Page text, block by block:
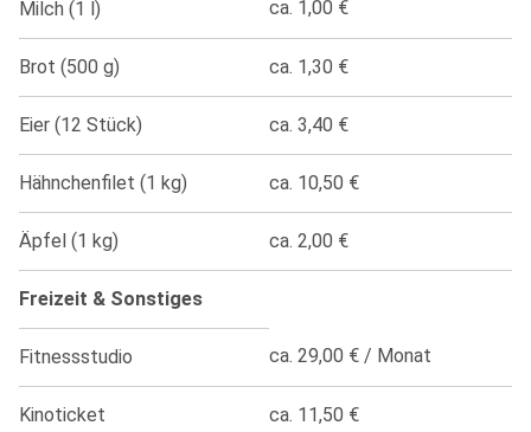
Milch (1 l) ca. 1,00 €
Brot (500 g) ca. 1,30 €
Eier (12 Stück) ca. 3,40 €
Hähnchenfilet (1 kg) ca. 10,50 €
Äpfel (1 kg) ca. 2,00 €
Freizeit & Sonstiges
Fitnessstudio ca. 29,00 € / Monat
Kinoticket ca. 11,50 €